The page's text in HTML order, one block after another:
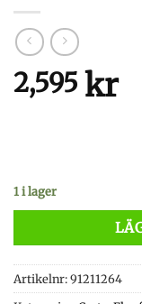
2,595 kr
1 i lager
Artikelnr:91211264